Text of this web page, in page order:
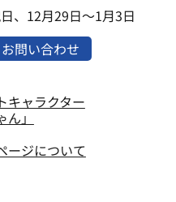
、12月29日～1月3日
お問い合わせ
キャラクター
ん」
ージについて